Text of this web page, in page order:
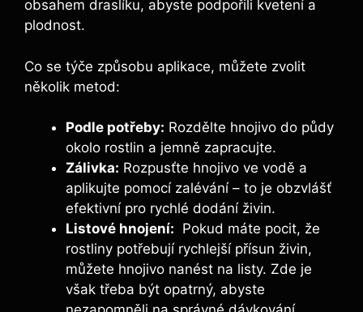
obsahem draslíku,⁢ abyste ​podpořili kvetení‍ a
plodnost.
Co se týče způsobu aplikace,⁣ můžete zvolit ​
několik metod:
Podle⁢ potřeby: Rozdělte ⁣hnojivo do půdy‍
okolo rostlin ​a jemně zapracujte.
Zálivka: Rozpusťte hnojivo ve vodě a
aplikujte pomocí zalévání – to ⁢je obzvlášť
efektivní pro rychlé dodání živin.
Listové ⁤hnojení: ⁢ Pokud ⁢máte pocit, že
⁣rostliny‍ potřebují rychlejší přísun živin,
můžete hnojivo nanést na listy. ⁢Zde je
však ⁣třeba ‌být ​opatrný,⁣ abyste⁢